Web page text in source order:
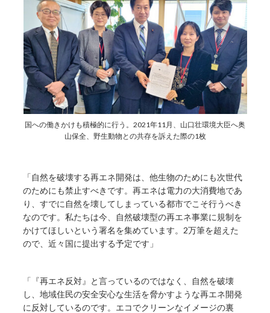
国への働きかけも積極的に行う。2021年11月、山口壮環境大臣へ奥
山保全、野生動物との共存を訴えた際の1枚
「自然を破壊する再エネ開発は、他生物のためにも次世代
のためにも禁止すべきです。再エネは電力の大消費地であ
り、すでに自然を壊してしまっている都市でこそ行うべき
なのです。私たちは今、自然破壊型の再エネ事業に規制を
かけてほしいという署名を集めています。2万筆を超えた
ので、近々国に提出する予定です」
「『再エネ反対』と言っているのではなく、自然を破壊
し、地域住民の安全安心な生活を脅かすような再エネ開発
に反対しているのです。エコでクリーンなイメージの裏